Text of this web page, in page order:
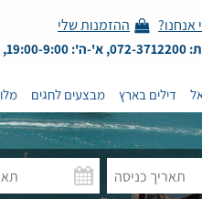
אנחנו? ההזמנות שלי
9:00
דילים בארץ מבצעים לחגים